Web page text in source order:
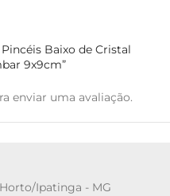
Baixo de Cristal
9x9cm”
enviar uma avaliação.
Ipatinga - MG